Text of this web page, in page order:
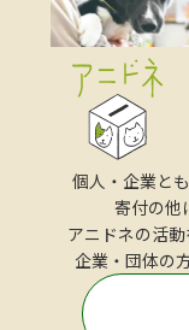
個人・企業と
寄付の他
アニドネの活
企業・団体の